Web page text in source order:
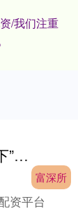
/我们注重
富深所 “广货行天下”夏季行动再发力，超高清视频设备供需对接会在穗举办
富深所
资平台